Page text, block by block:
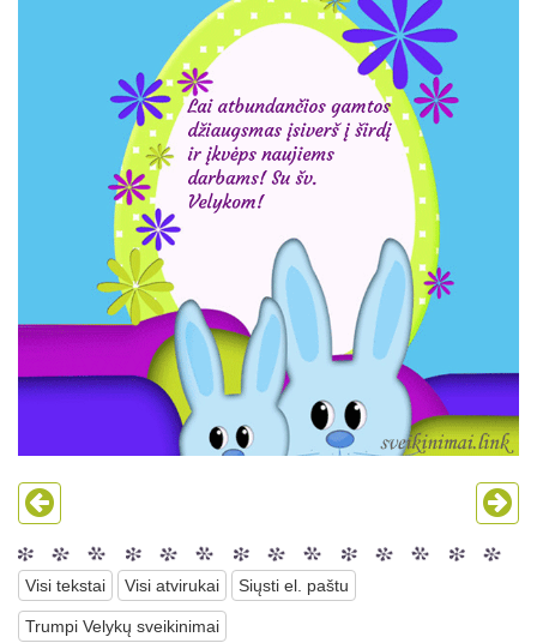
Visi tekstai Visi atvirukai Siųsti el. paštu
Trumpi Velykų sveikinimai